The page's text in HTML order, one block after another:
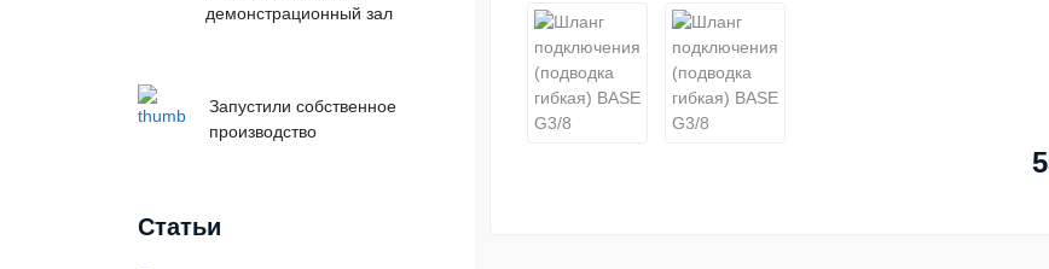
демонстрационный зал
Запустили собственное
производство
Статьи